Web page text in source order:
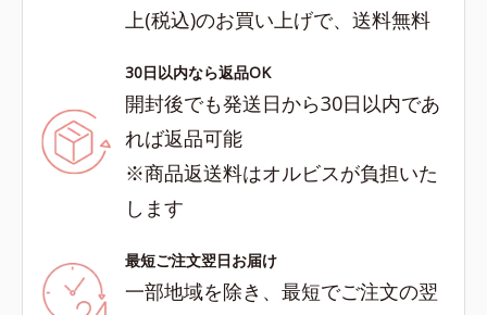
上(税込)のお買い上げで、送料無料
30日以内なら返品OK
開封後でも発送日から30日以内であ
れば返品可能
※商品返送料はオルビスが負担いた
します
最短ご注文翌日お届け
一部地域を除き、最短でご注文の翌